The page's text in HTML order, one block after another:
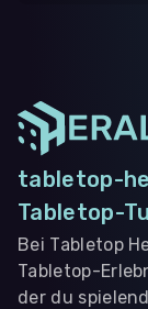
tabletop-
Tabletop-
Bei Tabletop
Tabletop-
der du